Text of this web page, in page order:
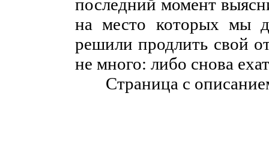
последний момент
на место которых мы
решили продлить свой
не много: либо снова
Страница с